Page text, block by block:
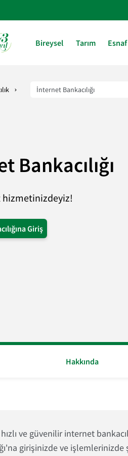
Bireysel Tarım
Bankacılığı
hizmetinizdeyiz!
Giriş
Hakkında
hızlı ve güvenilir internet
girişinizde ve